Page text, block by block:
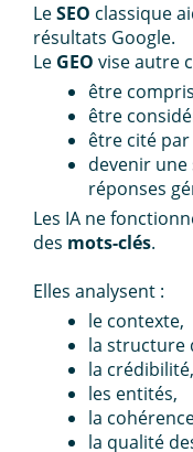
LeSEO classique
résultats Google.
Le GEO vise autre
être
être
être cité par
devenir une
réponses
Les IA ne
des mots-clés.
Elles analysent :
le contexte,
la structure
la crédibilité,
les entités,
la
la qualité